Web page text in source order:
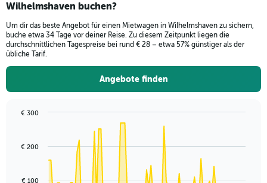
Wilhelmshaven buchen?
Um dir das beste Angebot für einen Mietwagen in Wilhelmshaven zu sichern,
buche etwa 34 Tage vor deiner Reise. Zu diesem Zeitpunkt liegen die
durchschnittlichen Tagespreise bei rund € 28 – etwa 57% günstiger als der
übliche Tarif.
Angebote finden
91
€ 100
€ 200
€ 300